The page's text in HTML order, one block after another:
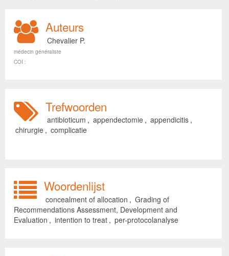
Auteurs
Chevalier P.
médecin généraliste
COI :
Trefwoorden
antibioticum , appendectomie , appendicitis ,
chirurgie , complicatie
Woordenlijst
concealment of allocation , Grading of
Recommendations Assessment, Development and
Evaluation , intention to treat , per-protocolanalyse